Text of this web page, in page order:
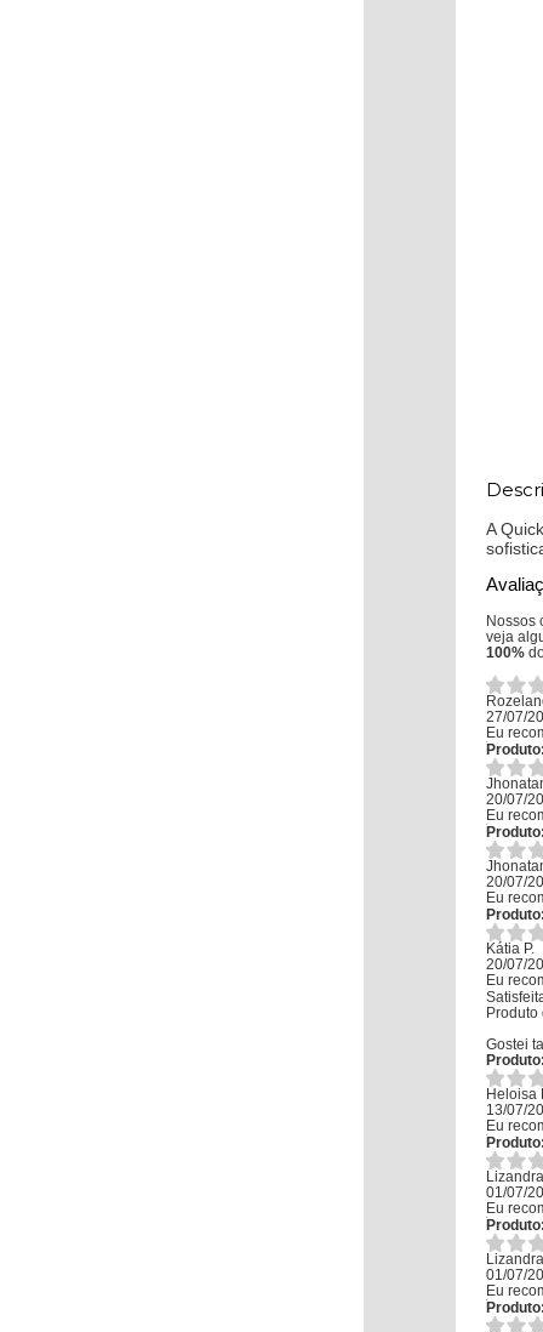
A
Nossos
veja
100%
27/07/
Eu
20/07/
Eu
20/07/
Eu
Kátia P.
20/07/
Eu
Gostei
Heloisa
13/07/
Eu
01/07/
Eu
01/07/
Eu